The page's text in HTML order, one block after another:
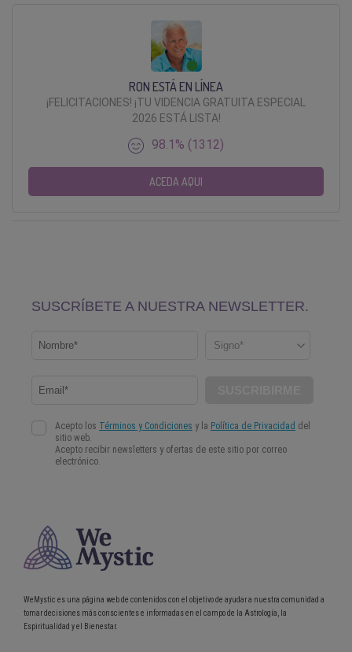
RON ESTÁ EN LÍNEA
¡FELICITACIONES! ¡TU VIDENCIA GRATUITA ESPECIAL
2026 ESTÁ LISTA!
98.1% (1312)
ACEDA AQUI
WeMystic es una página web de contenidos con el objetivo de ayudar a nuestra comunidad a
tomar decisiones más conscientes e informadas en el campo de la Astrología, la
Espiritualidad y el Bienestar.